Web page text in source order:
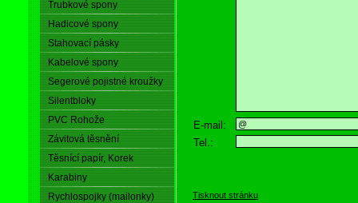
Trubkové spony
Hadicové spony
Stahovací pásky
Kabelové spony
Segerové pojistné kroužky
Silentbloky
PVC Rohože
Závitová těsnění
Těsnící papír, Korek
Karabiny
Rychlospojky (mailonky)
E-mail:
Tel.:
Tisknout stránku